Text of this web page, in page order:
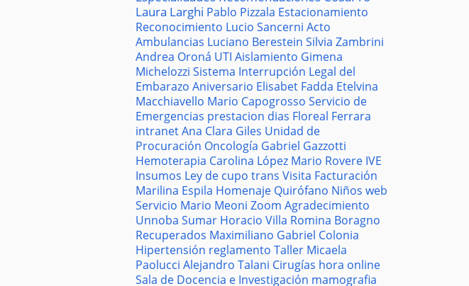
Laura Larghi Pablo Pizzala Estacionamiento
Reconocimiento Lucio Sancerni Acto
Ambulancias Luciano Berestein Silvia Zambrini
Andrea Oroná UTI Aislamiento Gimena
Michelozzi Sistema Interrupción Legal del
Embarazo Aniversario Elisabet Fadda Etelvina
Macchiavello Mario Capogrosso Servicio de
Emergencias prestacion dias Floreal Ferrara
intranetAna Clara Giles Unidad de
Procuración Oncología Gabriel Gazzotti
Hemoterapia Carolina López Mario Rovere IVE
Insumos Ley de cupo trans Visita Facturación
Marilina Espila Homenaje Quirófano Niños web
Servicio Mario Meoni Zoom Agradecimiento
Unnoba Sumar Horacio Villa Romina Boragno
Recuperados Maximiliano Gabriel Colonia
Hipertensión reglamento Taller Micaela
Paolucci Alejandro Talani Cirugías hora online
Sala de Docencia e Investigación mamografia